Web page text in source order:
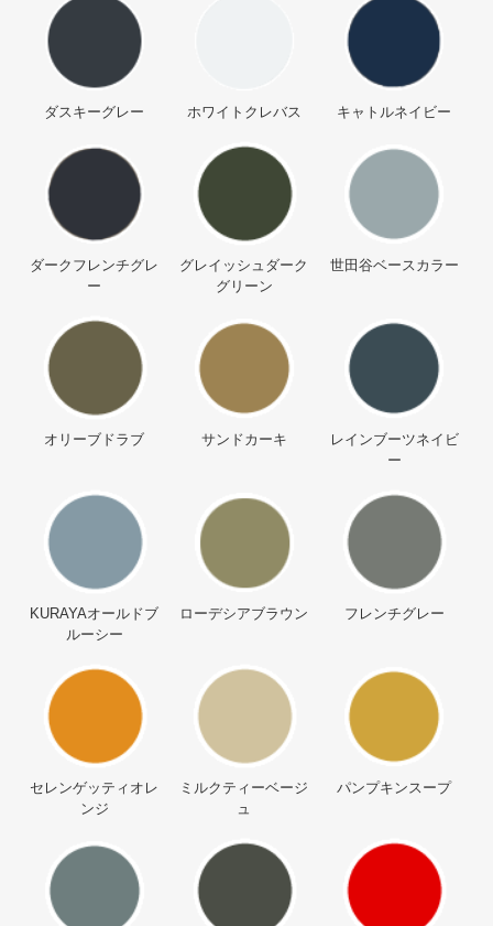
ダスキーグレー ホワイトクレバス キャトルネイビー
ダークフレンチグレ
ー
グレイッシュダーク
グリーン
世田谷ベースカラー
オリーブドラブ サンドカーキ
レインブーツネイビ
ー
KURAYAオールドブ
ルーシー
ローデシアブラウン フレンチグレー
セレンゲッティオレ
ンジ
ミルクティーベージ
ュ
パンプキンスープ